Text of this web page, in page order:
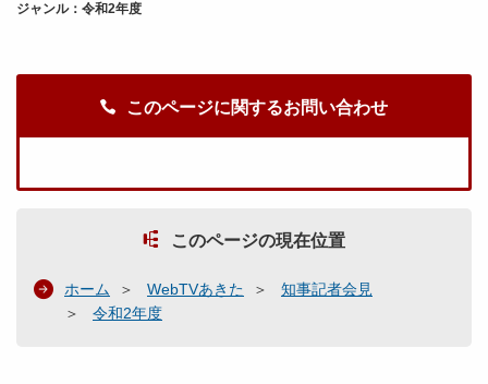
ジャンル：令和2年度
このページに関するお問い合わせ
このページの現在位置
ホーム WebTVあきた
知事記者会見
令和2年度